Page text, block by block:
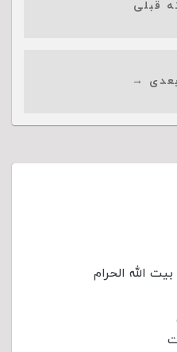
قبلی
→
الله الحرام